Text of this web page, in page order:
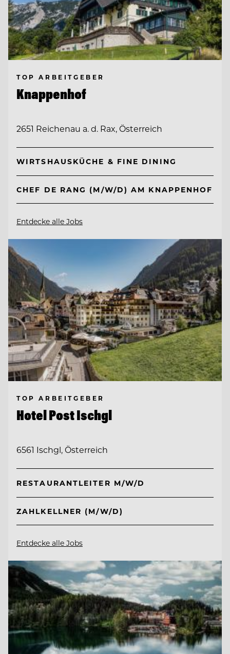
TOP ARBEITGEBER
Knappenhof
2651 Reichenau a. d. Rax, Österreich
WIRTSHAUSKÜCHE & FINE DINING
CHEF DE RANG (M/W/D) AM KNAPPENHOF
Entdecke alle Jobs
TOP ARBEITGEBER
Hotel Post Ischgl
6561 Ischgl, Österreich
RESTAURANTLEITER M/W/D
ZAHLKELLNER (M/W/D)
Entdecke alle Jobs